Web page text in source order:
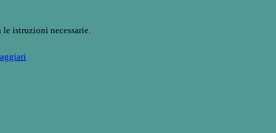
istruzioni necessarie.